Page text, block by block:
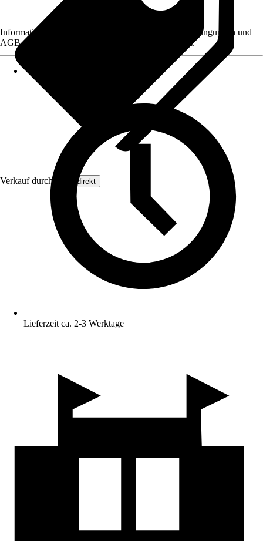
Verkauf durch: Floordirekt
Informationen des Verkäufers, wie z. B. Rückgabebedingungen und
AGB, finden Sie bei Klick auf den Verkäufernamen.
Lieferzeit ca. 2-3 Werktage